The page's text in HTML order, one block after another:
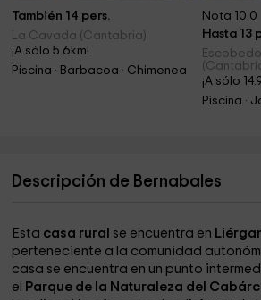
También 14 pers.
La Cavada (Cantabria)
¡A sólo 5.6km!
Piscina · Barbacoa · Chimenea
Nota 10.0
Hasta 13
¡A sólo
Piscina ·
Descripción de Bernabales
Esta casa rural se encuentra en
perteneciente a la comunidad
casa se encuentra en un punto
el
Parque de la Naturaleza del